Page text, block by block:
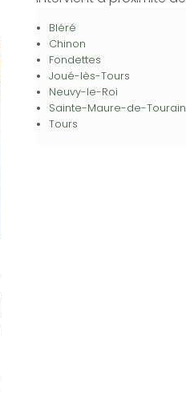
Bléré
Chinon
Fondettes
Joué-lès-Tours
Neuvy-le-Roi
Sainte-Maure-de-
Tours